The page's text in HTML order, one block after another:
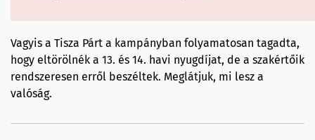
Vagyis a Tisza Párt a kampányban folyamatosan tagadta,
hogy eltörölnék a 13. és 14. havi nyugdíjat, de a szakértőik
rendszeresen erről beszéltek. Meglátjuk, mi lesz a
valóság.